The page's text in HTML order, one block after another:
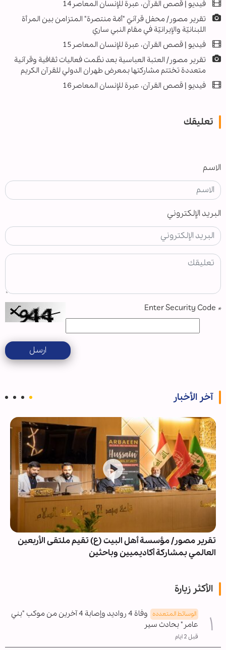
فيديو | قصص القرآن، عبرة للإنسان المعاصر14
تقرير مصور/ محفل قرآنيّ "أمّة منتصرة" المتزامن بين المرأة
اللبنانيّة والإيرانيّة في مقام النبي ساري
فيديو | قصص القرآن، عبرة للإنسان المعاصر15
تقرير مصور/ العتبة العباسية بعد نظّمت فعاليات ثقافية وقرآنية
متعددة تختتم مشاركتها بمعرض طهران الدولي للقرآن الكريم
فيديو | قصص القرآن، عبرة للإنسان المعاصر16
تعليقك
الاسم
البريد الإلكتروني
*
ارسل
آخر الأخبار
تقرير مصور/ مؤسسة أهل البيت (ع) تقيم ملتقى الأربعين
العالمي بمشاركة أكاديميين وباحثين
الأكثر زيارة
الوسائط المتعدده
وفاة 4 رواديد وإصابة 4 آخرين من موكب "بني
عامر" بحادث سير
قبل 2 ايام